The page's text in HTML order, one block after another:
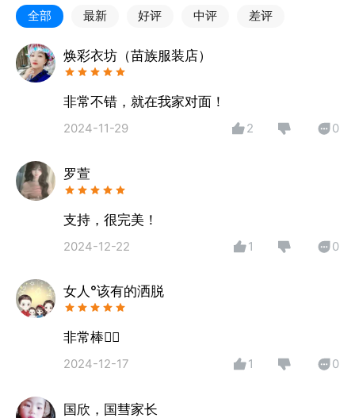
全部 最新 好评 中评 差评
焕彩衣坊（苗族服装店）
非常不错，就在我家对面！
2024-11-29 2 0
罗萱
支持，很完美！
2024-12-22 1 0
女人°该有的洒脱
非常棒👍🏻
2024-12-17 1 0
国欣，国彗家长